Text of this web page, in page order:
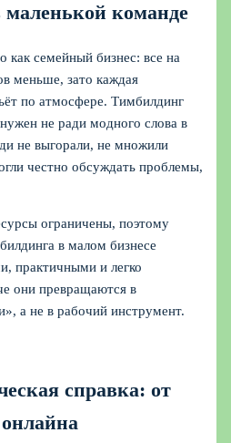
команде
как семейный бизнес: все на
меньше, зато каждая
по атмосфере. Тимбилдинг
не ради модного слова в
не выгорали, не множили
честно обсуждать проблемы,
ограничены, поэтому
в малом бизнесе
практичными и легко
они превращаются в
а не в рабочий инструмент.
справка: от
онлайна